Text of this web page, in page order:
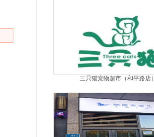
三只猫宠物超市（和平路店）